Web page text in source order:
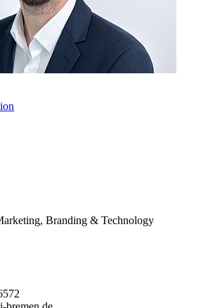
Branding & Technology